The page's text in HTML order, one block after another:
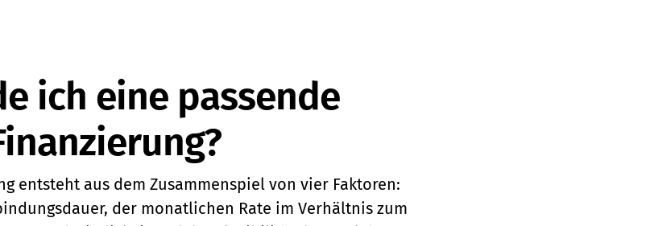
ich eine passende
entsteht aus dem Zusammenspiel von vier Faktoren:
der monatlichen Rate im Verhältnis zum